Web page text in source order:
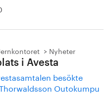
Nyheter
i Avesta
besökte
Outokumpu